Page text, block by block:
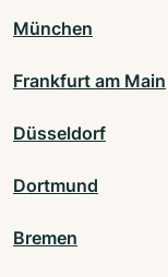
München
Frankfurt am Main
Düsseldorf
Dortmund
Bremen